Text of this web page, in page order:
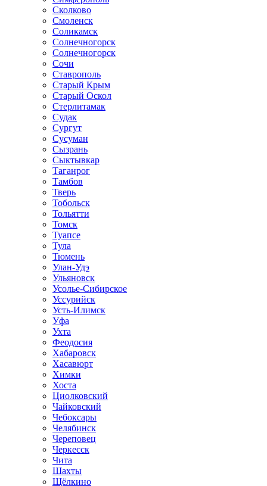
Сколково
Смоленск
Соликамск
Солнечногорск
Солнечногорск
Сочи
Ставрополь
Старый Крым
Старый Оскол
Стерлитамак
Судак
Сургут
Сусуман
Сызрань
Сыктывкар
Таганрог
Тамбов
Тверь
Тобольск
Тольятти
Томск
Туапсе
Тула
Тюмень
Улан-Удэ
Ульяновск
Усолье-Сибирское
Уссурийск
Усть-Илимск
Уфа
Ухта
Феодосия
Хабаровск
Хасавюрт
Химки
Хоста
Циолковский
Чайковский
Чебоксары
Челябинск
Череповец
Черкесск
Чита
Шахты
Щёлкино